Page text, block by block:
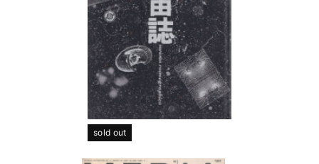
sold out